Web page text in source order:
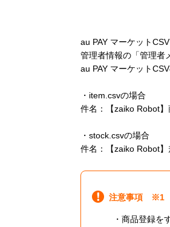
au PAY マーケット
管理者情報の「管理者
au PAY マーケット
・item.csvの場合
件名：【zaiko Robot
・stock.csvの場合
件名：【zaiko Robot
注意事項 ※1
・商品登録を